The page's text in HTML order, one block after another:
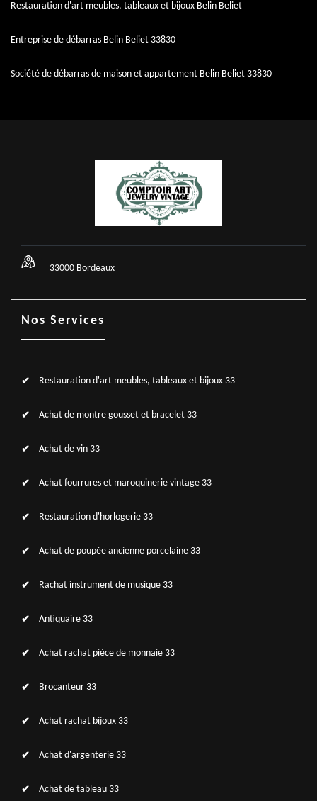
Restauration d'art meubles, tableaux et bijoux Belin Beliet
Entreprise de débarras Belin Beliet 33830
Société de débarras de maison et appartement Belin Beliet 33830
33000 Bordeaux
Nos Services
Restauration d'art meubles, tableaux et bijoux 33
Achat de montre gousset et bracelet 33
Achat de vin 33
Achat fourrures et maroquinerie vintage 33
Restauration d'horlogerie 33
Achat de poupée ancienne porcelaine 33
Rachat instrument de musique 33
Antiquaire 33
Achat rachat pièce de monnaie 33
Brocanteur 33
Achat rachat bijoux 33
Achat d'argenterie 33
Achat de tableau 33